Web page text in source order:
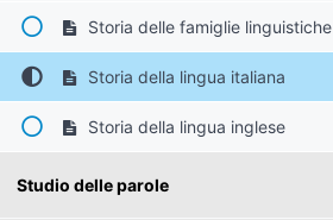
Storia delle famiglie linguistiche
Storia della lingua italiana
Storia della lingua inglese
Studio delle parole